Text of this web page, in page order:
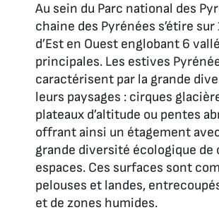
Au sein du Parc national des
chaine des Pyrénées s’étire sur
d’Est en Ouest englobant 6
principales. Les estives
caractérisent par la grande
leurs paysages : cirques
plateaux d’altitude ou pentes
offrant ainsi un étagement
grande diversité écologique de
espaces. Ces surfaces sont
pelouses et landes,
et de zones humides.